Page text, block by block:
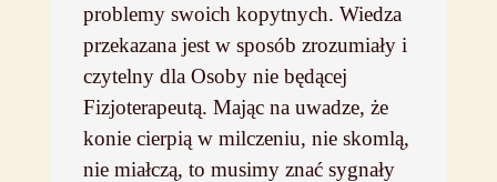
problemy swoich kopytnych. Wiedza
przekazana jest w sposób zrozumiały i
czytelny dla Osoby nie będącej
Fizjoterapeutą. Mając na uwadze, że
konie cierpią w milczeniu, nie skomlą,
nie miałczą, to musimy znać sygnały